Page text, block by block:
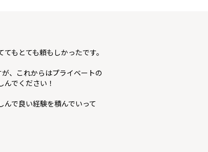
もとても頼もしかったです。
、これからはプライベートの
でください！
で良い経験を積んでいって